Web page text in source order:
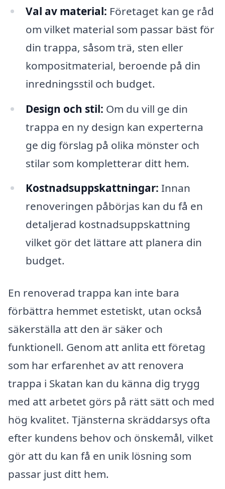
Val av material: Företaget kan ge råd
om vilket material som passar bäst för
din trappa, såsom trä, sten eller
kompositmaterial, beroende på din
inredningsstil och budget.
Design och stil: Om du vill ge din
trappa en ny design kan experterna
ge dig förslag på olika mönster och
stilar som kompletterar ditt hem.
Kostnadsuppskattningar: Innan
renoveringen påbörjas kan du få en
detaljerad kostnadsuppskattning
vilket gör det lättare att planera din
budget.
En renoverad trappa kan inte bara
förbättra hemmet estetiskt, utan också
säkerställa att den är säker och
funktionell. Genom att anlita ett företag
som har erfarenhet av att renovera
trappa i Skatan kan du känna dig trygg
med att arbetet görs på rätt sätt och med
hög kvalitet. Tjänsterna skräddarsys ofta
efter kundens behov och önskemål, vilket
gör att du kan få en unik lösning som
passar just ditt hem.